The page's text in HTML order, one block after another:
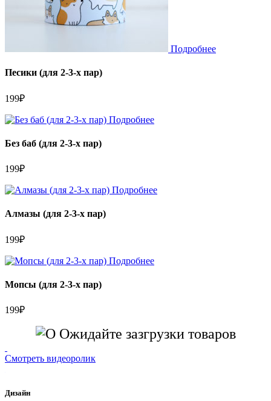
Подробнее
Песики (для 2-3-х пар)
199₽
Подробнее
Без баб (для 2-3-х пар)
199₽
Подробнее
Алмазы (для 2-3-х пар)
199₽
Подробнее
Мопсы (для 2-3-х пар)
199₽
Ожидайте зазгрузки товаров
Смотреть видеоролик
Дизайн